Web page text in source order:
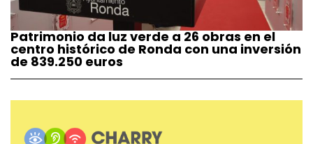
Patrimonio da luz verde a 26 obras en el
centro histórico de Ronda con una inversión
de 839.250 euros